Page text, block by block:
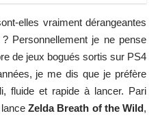
elles vraiment dérangeantes
Personnellement je ne pense
de jeux bogués sortis sur PS4
je me dis que je préfère
fluide et rapide à lancer. Pari
lanceZelda Breath of the Wild,